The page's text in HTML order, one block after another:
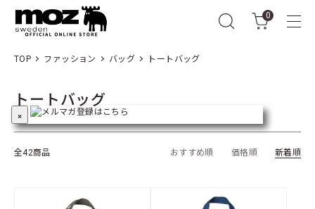
0
TOP ファッション バッグ トートバッグ
トートバッグ
全42商品 おすすめ順 価格順 新着順
×